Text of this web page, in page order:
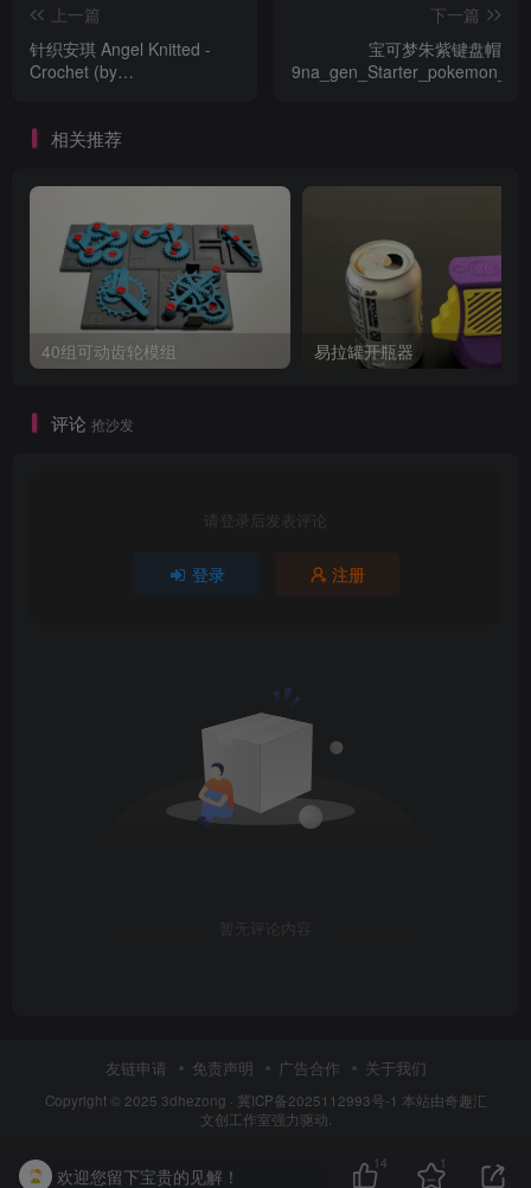
上一篇
针织安琪 Angel Knitted -
Crochet (by
下一篇
宝可梦朱紫键盘帽
相关推荐
40组可动齿轮模组 易拉罐开瓶器
评论 抢沙发
请登录后发表评论
登录 注册
暂无评论内容
友链申请 免责声明 广告合作 关于我们
Copyright © 2025 3dhezong · 冀ICP备2025112993号-1 本站由奇趣汇
文创工作室强力驱动.
欢迎您留下宝贵的见解！
14 1